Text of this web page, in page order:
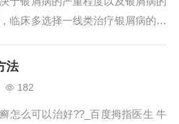
临床多选择一线类治疗银屑病的药
卡西醇等等。如果局部皮损炎症比
等。如果是面部银屑病，通常建议
法
182
怎么可以治好??_百度拇指医生 牛